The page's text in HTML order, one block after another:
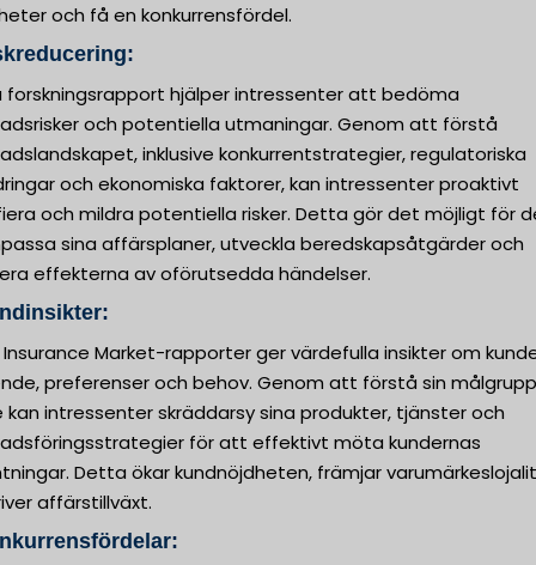
och få en konkurrensfördel.
forskningsrapport hjälper intressenter att bedöma
och potentiella utmaningar. Genom att förstå
inklusive konkurrentstrategier, regulatoriska
och ekonomiska faktorer, kan intressenter proaktivt
och mildra potentiella risker. Detta gör det möjligt för
sina affärsplaner, utveckla beredskapsåtgärder och
effekterna av oförutsedda händelser.
Market-rapporter ger värdefulla insikter om
preferenser och behov. Genom att förstå sin målgrupp
intressenter skräddarsy sina produkter, tjänster och
för att effektivt möta kundernas
Detta ökar kundnöjdheten, främjar
affärstillväxt.